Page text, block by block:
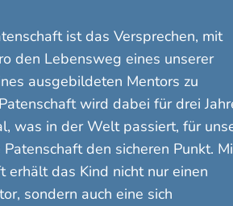
ist das Versprechen, mit
den Lebensweg eines unserer
ausgebildeten Mentors zu
wird dabei für drei
was in der Welt passiert, für
den sicheren Punkt.
erhält das Kind nicht nur einen
sondern auch eine sich